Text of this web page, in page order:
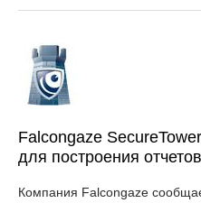
Falcongaze
для построения отчетов
Компания Falcongaze